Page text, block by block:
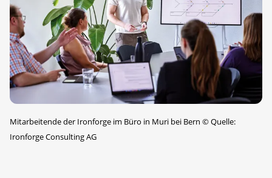
Mitarbeitende der Ironforge im Büro in Muri bei Bern ©Quelle:
Ironforge Consulting AG